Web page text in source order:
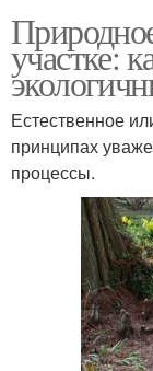
участке:
Естественное
принципах
процессы.